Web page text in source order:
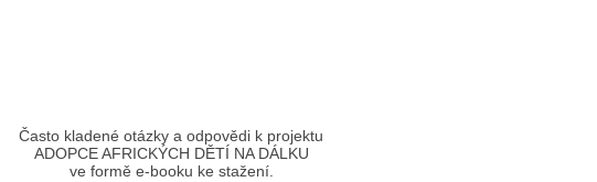
Často kladené otázky a odpovědi k projektu
ADOPCE AFRICKÝCH DĚTÍ NA DÁLKU
ve formě e-booku ke stažení.